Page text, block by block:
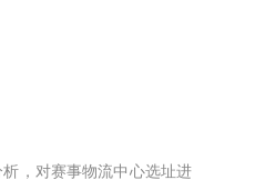
，对赛事物流中心选址进